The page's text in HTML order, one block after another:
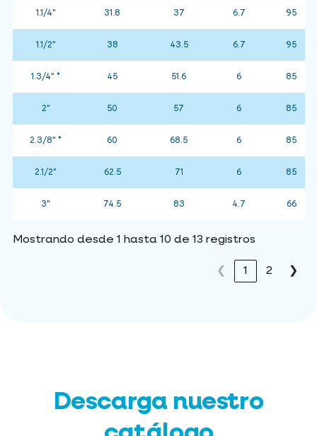
1.1/4" 31.8 37 6.7 95
1.1/2" 38 43.5 6.7 95
1.3/4" * 45 51.6 6 85
2" 50 57 6 85
2.3/8" * 60 68.5 6 85
2.1/2" 62.5 71 6 85
3" 74.5 83 4.7 66
Mostrando desde 1 hasta 10 de 13 registros
❮ 1 2 ❯
Descarga nuestro